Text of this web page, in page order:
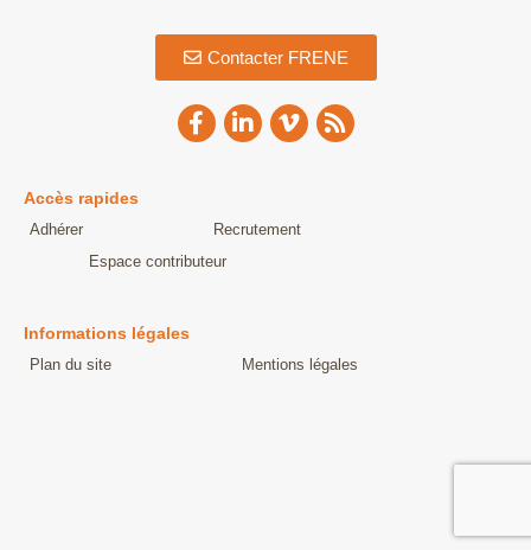
Contacter FRENE
Accès rapides
Adhérer
Recrutement
Espace contributeur
Informations légales
Plan du site Mentions légales